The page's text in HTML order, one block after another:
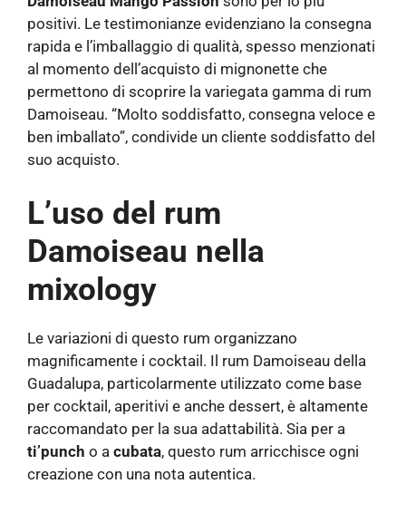
positivi. Le testimonianze evidenziano la consegna
rapida e l’imballaggio di qualità, spesso menzionati
al momento dell’acquisto di mignonette che
permettono di scoprire la variegata gamma di rum
Damoiseau. “Molto soddisfatto, consegna veloce e
ben imballato”, condivide un cliente soddisfatto del
suo acquisto.
L’uso del rum
Damoiseau nella
mixology
Le variazioni di questo rum organizzano
magnificamente i cocktail. Il rum Damoiseau della
Guadalupa, particolarmente utilizzato come base
per cocktail, aperitivi e anche dessert, è altamente
raccomandato per la sua adattabilità. Sia per a
ti’punch o a cubata, questo rum arricchisce ogni
creazione con una nota autentica.